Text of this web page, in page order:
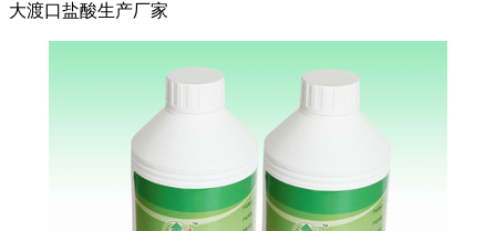
大渡口盐酸生产厂家